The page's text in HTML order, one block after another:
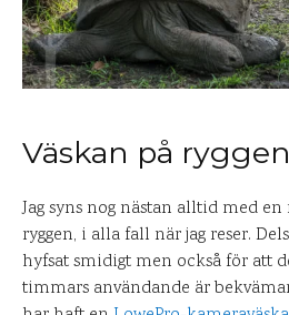
Väskan på ryggen
Jag syns nog nästan alltid med en
ryggen, i alla fall när jag reser.
hyfsat smidigt men också för att
timmars användande är